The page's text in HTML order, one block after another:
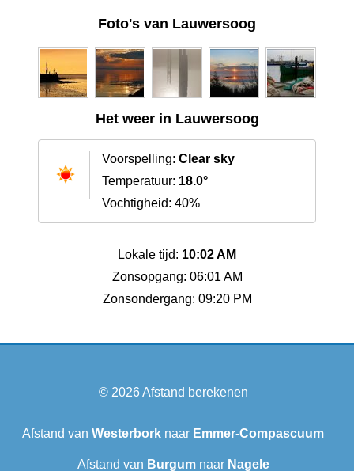
Foto's van Lauwersoog
Het weer in Lauwersoog
Voorspelling: Clear sky
Temperatuur: 18.0°
Vochtigheid: 40%
Lokale tijd: 10:02 AM
Zonsopgang: 06:01 AM
Zonsondergang: 09:20 PM
© 2026Afstand berekenen
Afstand van Westerbork naar Emmer-Compascuum
Afstand van Burgumnaar Nagele